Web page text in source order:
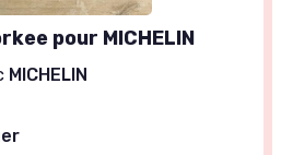
pour MICHELIN
MICHELIN